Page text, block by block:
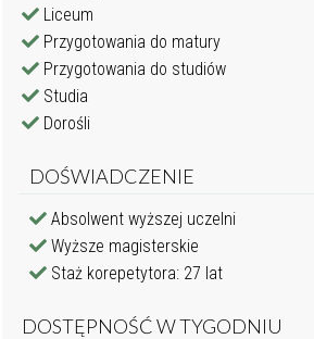
Liceum
Przygotowania do matury
Przygotowania do studiów
Studia
Dorośli
DOŚWIADCZENIE
Absolwent wyższej uczelni
Wyższe magisterskie
Staż korepetytora: 27 lat
DOSTĘPNOŚĆ W TYGODNIU